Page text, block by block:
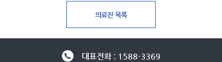
대표전화 : 1588-3369